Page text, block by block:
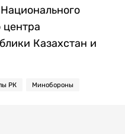
центра
Казахстан и
РК Минобороны